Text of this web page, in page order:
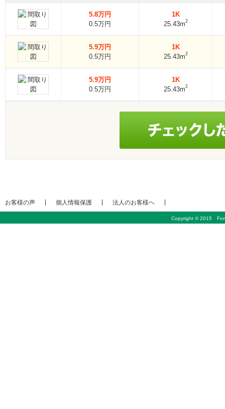
5.8万円
0.5万円
1K
25.43m2
5.9万円
0.5万円
1K
25.43m2
5.9万円
0.5万円
1K
25.43m2
お客様の声 個人情報保護 法人のお客様へ
Copyright © 2015